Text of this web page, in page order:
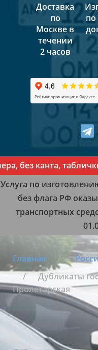
Доставка
по
Москве в
течении
2 часов
канта, таблички
Услуга по
без флага РФ
транспортных
Главная
Дубликаты
Пролетарская